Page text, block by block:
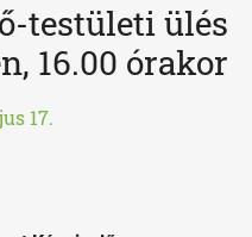
testületi ülés
16.00 órakor
17.